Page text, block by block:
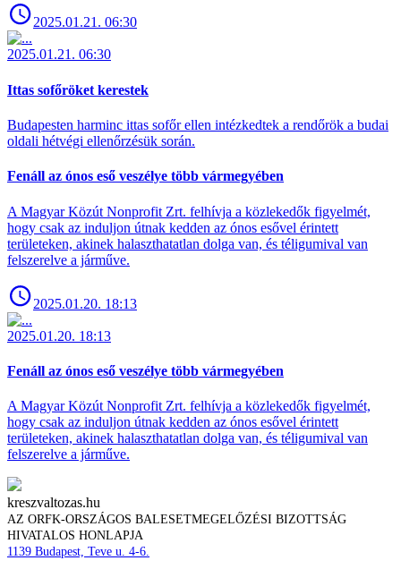
2025.01.21. 06:30
2025.01.21. 06:30
Ittas sofőröket kerestek
Budapesten harminc ittas sofőr ellen intézkedtek a rendőrök a budai
oldali hétvégi ellenőrzésük során.
Fenáll az ónos eső veszélye több vármegyében
A Magyar Közút Nonprofit Zrt. felhívja a közlekedők figyelmét,
hogy csak az induljon útnak kedden az ónos esővel érintett
területeken, akinek halaszthatatlan dolga van, és téligumival van
felszerelve a járműve.
2025.01.20. 18:13
2025.01.20. 18:13
Fenáll az ónos eső veszélye több vármegyében
A Magyar Közút Nonprofit Zrt. felhívja a közlekedők figyelmét,
hogy csak az induljon útnak kedden az ónos esővel érintett
területeken, akinek halaszthatatlan dolga van, és téligumival van
felszerelve a járműve.
kreszvaltozas.hu
AZ ORFK-ORSZÁGOS BALESETMEGELŐZÉSI BIZOTTSÁG
HIVATALOS HONLAPJA
1139 Budapest, Teve u. 4-6.